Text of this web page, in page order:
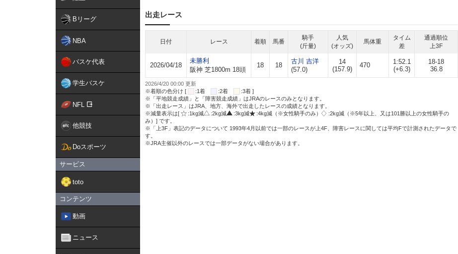
Bリーグ
NBA
バスケ代表
学生バスケ
NFL
他競技
Doスポーツ
サービス
toto
コンテンツ
動画
ニュース
出走レース
日付 レース 着順 馬番
騎手
(斤量)
人気
(オッズ)
馬体重
タイム
差
通過順位
上3F
2026/04/18
未勝利
阪神 芝1800m 18頭
18 18
古川 吉洋
(57.0)
14
(157.9)
470
1:52.1
(+6.3)
18-18
36.8
2026/4/20 00:00 更新
※着順の色分け [
:1着 :2着
:3着 ]
※「平地競走成績」と「障害競走成績」はJRAのレースのみとなります。
※「出走レース」はJRA、地方、海外で出走したレースの成績となります。
※減量表示は[
:1kg減 :2kg減 :3kg減 :4kg減（※女性騎手のみ）
:2kg減（※5年以上、又は101勝以上の女性騎手の
み）] です。
※「上3F」表記のデータについて 1993年4月以前では一部のレースが上4F、障害レースに関しては平均Fで計測されたデータで
す。
※JRA主催以外のレースでは一部データがない場合があります。